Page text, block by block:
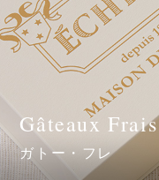
Gâteaux Frais
ガトー・フレ